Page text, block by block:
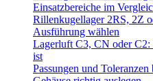
Einsatzbereiche im
Rillenkugellager 2RS, 2Z
Ausführung wählen
Lagerluft C3, CN oder
ist
Passungen und